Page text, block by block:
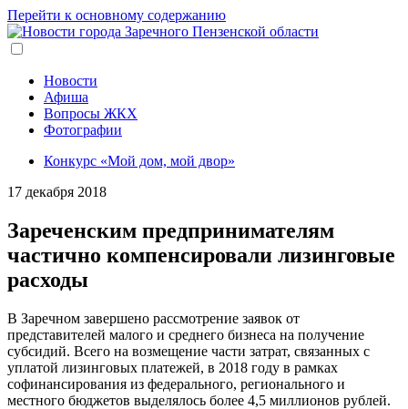
Перейти к основному содержанию
Новости
Афиша
Вопросы ЖКХ
Фотографии
Конкурс «Мой дом, мой двор»
17 декабря 2018
Зареченским предпринимателям
частично компенсировали лизинговые
расходы
В Заречном завершено рассмотрение заявок от
представителей малого и среднего бизнеса на получение
субсидий. Всего на возмещение части затрат, связанных с
уплатой лизинговых платежей, в 2018 году в рамках
софинансирования из федерального, регионального и
местного бюджетов выделялось более 4,5 миллионов рублей.